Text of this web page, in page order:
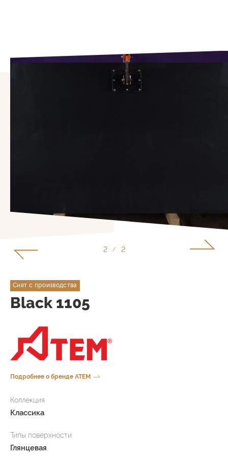
1 / 2
Снят с производства
Black 1105
Подробнее о бренде ATEM
Коллекция
Классика
Типы поверхности
Глянцевая